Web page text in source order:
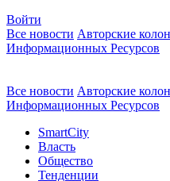
Войти
Все новости Авторские
Информационных Ресурсов
Все новости Авторские
Информационных Ресурсов
SmartCity
Власть
Общество
Тенденции